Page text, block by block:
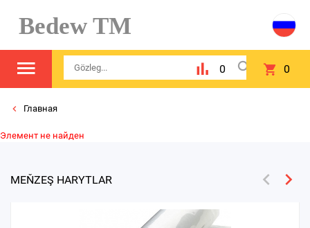
Bedew TM
0 0
Главная
Элемент не найден
MEŇZEŞ HARYTLAR